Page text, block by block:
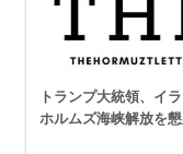
トランプ大統領、イ
ホルムズ海峡解放を